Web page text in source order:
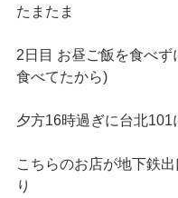
たまたま
2日目 お昼ご飯を食べず
食べてたから)
夕方16時過ぎに台北101
こちらのお店が地下鉄
り